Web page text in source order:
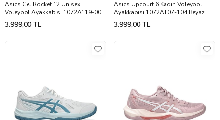
Asics Gel Rocket 12 Unisex
Voleybol Ayakkabısı 1072A119-001
Siyah
3.999,00 TL
Asics Upcourt 6 Kadın Voleybol
Ayakkabısı 1072A107-104 Beyaz
3.999,00 TL